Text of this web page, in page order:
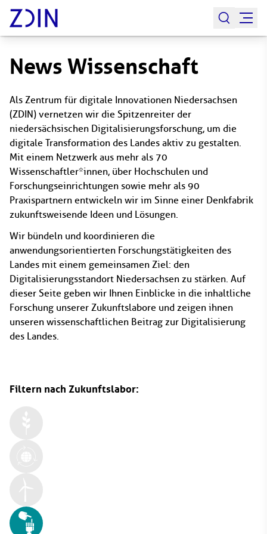
News Wissenschaft
Als Zentrum für digitale Innovationen Niedersachsen
(ZDIN) vernetzen wir die Spitzenreiter der
niedersächsischen Digitalisierungsforschung, um die
digitale Transformation des Landes aktiv zu gestalten.
Mit einem Netzwerk aus mehr als 70
Wissenschaftler*innen, über Hochschulen und
Forschungseinrichtungen sowie mehr als 90
Praxispartnern entwickeln wir im Sinne einer Denkfabrik
zukunftsweisende Ideen und Lösungen.
Wir bündeln und koordinieren die
anwendungsorientierten Forschungstätigkeiten des
Landes mit einem gemeinsamen Ziel: den
Digitalisierungsstandort Niedersachsen zu stärken. Auf
dieser Seite geben wir Ihnen Einblicke in die inhaltliche
Forschung unserer Zukunftslabore und zeigen ihnen
unseren wissenschaftlichen Beitrag zur Digitalisierung
des Landes.
Filtern nach Zukunftslabor: